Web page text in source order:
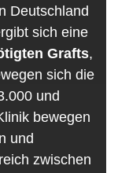
Deutschland
sich eine
Grafts,
sich die
und
bewegen
und
zwischen